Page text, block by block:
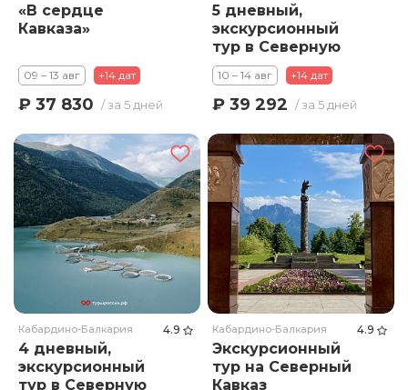
«В сердце
Кавказа»
09 – 13 авг +14 дат
₽ 37 830 / за 5 дней
5 дневный,
экскурсионный
тур в Северную
Осетию,
Кабардино
Балкарию и
Нартов»
10 – 14 авг +14 дат
₽ 39 292 / за 5 дней
Кабардино-Балкария 4.9
4 дневный,
экскурсионный
тур в Северную
Кабардино-Балкария 4.9
Экскурсионный
тур на Северный
Кавказ